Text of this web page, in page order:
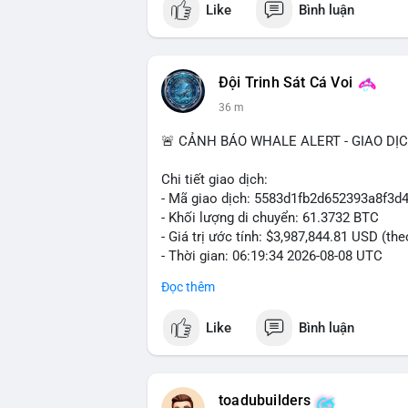
#vlikevn #titanbot
Like Bình luận
Đội Trinh Sát Cá Voi
36 m
🚨 CẢNH BÁO WHALE ALERT - GIAO
Chi tiết giao dịch:
- Mã giao dịch:
- Khối lượng di chuyển: 61.3732 BTC
- Giá trị ước tính: $3,987,844.81 USD
- Thời gian: 06:19:34 2026-08-08 UTC
Nhận định phân tích hành vi của Cá voi
một tổ chức lớn hoặc cá voi đang tái
động thái này có thể là hành động
thuộc sàn, đây là tín hiệu tích lũy dài
Đọc thêm
Like Bình luận
toadubuilders